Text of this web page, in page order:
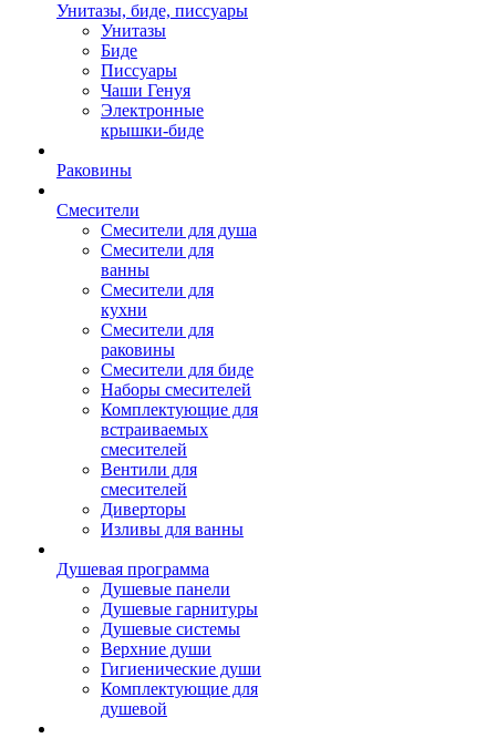
Унитазы, биде, писсуары
Унитазы
Биде
Писсуары
Чаши Генуя
Электронные
крышки-биде
Раковины
Смесители
Смесители для душа
Смесители для
ванны
Смесители для
кухни
Смесители для
раковины
Смесители для биде
Наборы смесителей
Комплектующие для
встраиваемых
смесителей
Вентили для
смесителей
Диверторы
Изливы для ванны
Душевая программа
Душевые панели
Душевые гарнитуры
Душевые системы
Верхние души
Гигиенические души
Комплектующие для
душевой